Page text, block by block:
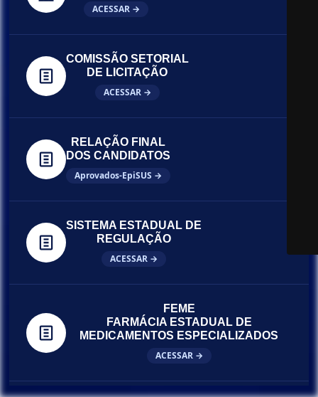
ACESSAR →
COMISSÃO SETORIAL
DE LICITAÇÃO
ACESSAR →
RELAÇÃO FINAL
DOS CANDIDATOS
Aprovados-EpiSUS →
SISTEMA ESTADUAL DE
REGULAÇÃO
ACESSAR →
FEME
FARMÁCIA ESTADUAL DE
MEDICAMENTOS ESPECIALIZADOS
ACESSAR →